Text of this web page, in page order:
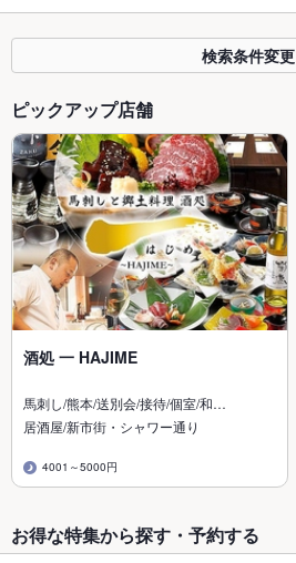
検索条件変更
ピックアップ店舗
酒処 一 HAJIME
馬刺し/熊本/送別会/接待/個室/和…
居酒屋/新市街・シャワー通り
4001～5000円
お得な特集から探す・予約する